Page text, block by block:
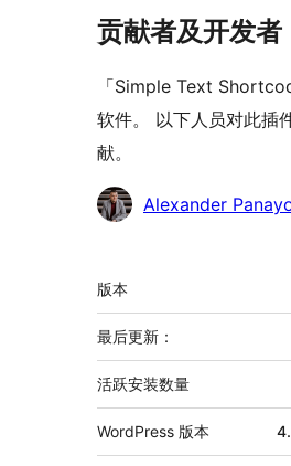
贡献者及开发者
「Simple Text
软件。 以下人员对此插
献。
贡
Alexander
额
外
信
息
版本
最后更新：
活跃安装数量
WordPress 版本